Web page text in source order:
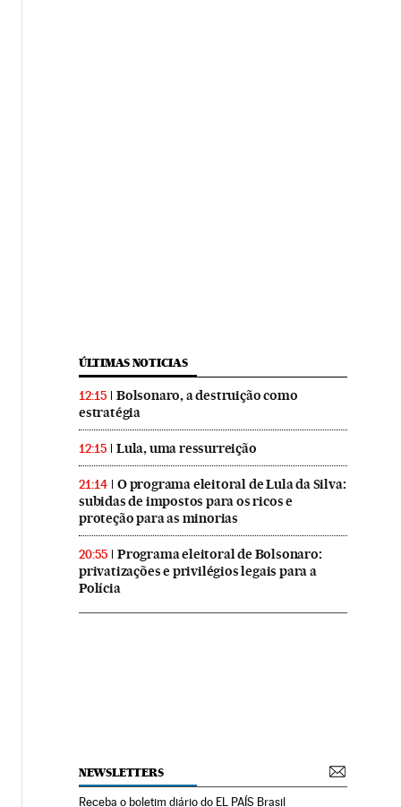
ÚLTIMAS NOTICIAS
12:15
Bolsonaro, a destruição como
estratégia
12:15 Lula, uma ressurreição
21:14
O programa eleitoral de Lula da Silva:
subidas de impostos para os ricos e
proteção para as minorias
20:55
Programa eleitoral de Bolsonaro:
privatizações e privilégios legais para a
Polícia
NEWSLETTERS
Receba o boletim diário do EL PAÍS Brasil